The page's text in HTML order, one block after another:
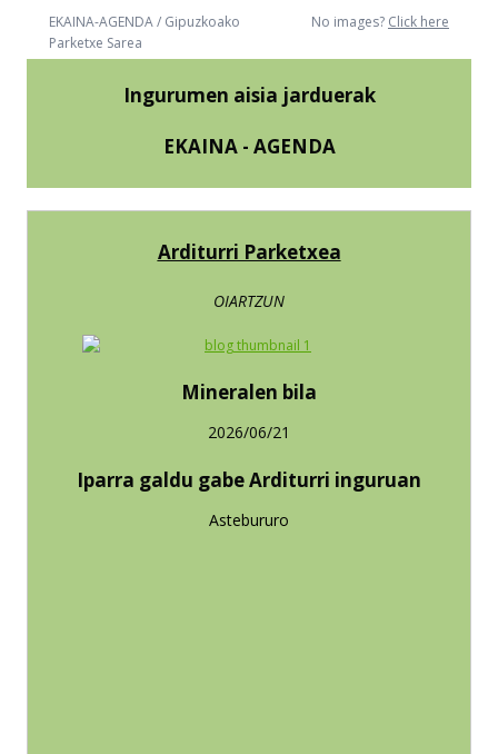
EKAINA-AGENDA / Gipuzkoako
Parketxe Sarea
No images? Click here
Ingurumen aisia jarduerak
EKAINA - AGENDA
Arditurri Parketxea
OIARTZUN
Mineralen bila
2026/06/21
Iparra galdu gabe Arditurri inguruan
Astebururo